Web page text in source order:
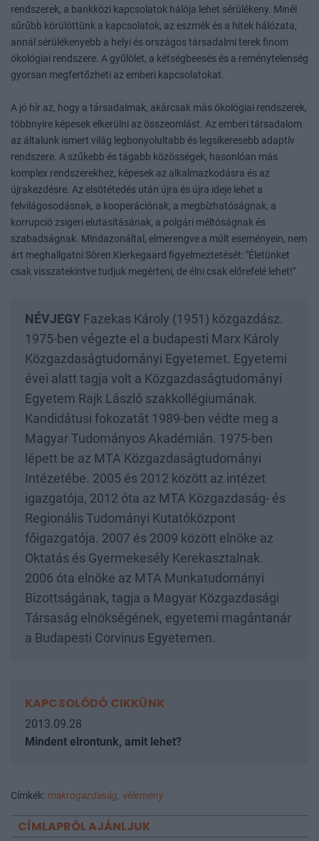
rendszerek, a bankközi kapcsolatok hálója lehet sérülékeny. Minél
sűrűbb körülöttünk a kapcsolatok, az eszmék és a hitek hálózata,
annál sérülékenyebb a helyi és országos társadalmi terek finom
ökológiai rendszere. A gyűlölet, a kétségbeesés és a reménytelenség
gyorsan megfertőzheti az emberi kapcsolatokat.
A jó hír az, hogy a társadalmak, akárcsak más ökológiai rendszerek,
többnyire képesek elkerülni az összeomlást. Az emberi társadalom
az általunk ismert világ legbonyolultabb és legsikeresebb adaptív
rendszere. A szűkebb és tágabb közösségek, hasonlóan más
komplex rendszerekhez, képesek az alkalmazkodásra és az
újrakezdésre. Az elsötétedés után újra és újra ideje lehet a
felvilágosodásnak, a kooperációnak, a megbízhatóságnak, a
korrupció zsigeri elutasításának, a polgári méltóságnak és
szabadságnak. Mindazonáltal, elmerengve a múlt eseményein, nem
árt meghallgatni Sören Kierkegaard figyelmeztetését: "Életünket
csak visszatekintve tudjuk megérteni, de élni csak előrefelé lehet!"
NÉVJEGY Fazekas Károly (1951) közgazdász.
1975-ben végezte el a budapesti Marx Károly
Közgazdaságtudományi Egyetemet. Egyetemi
évei alatt tagja volt a Közgazdaságtudományi
Egyetem Rajk László szakkollégiumának.
Kandidátusi fokozatát 1989-ben védte meg a
Magyar Tudományos Akadémián. 1975-ben
lépett be az MTA Közgazdaságtudományi
Intézetébe. 2005 és 2012 között az intézet
igazgatója, 2012 óta az MTA Közgazdaság- és
Regionális Tudományi Kutatóközpont
főigazgatója. 2007 és 2009 között elnöke az
Oktatás és Gyermekesély Kerekasztalnak.
2006 óta elnöke az MTA Munkatudományi
Bizottságának, tagja a Magyar Közgazdasági
Társaság elnökségének, egyetemi magántanár
a Budapesti Corvinus Egyetemen.
KAPCSOLÓDÓ CIKKÜNK
2013.09.28
Mindent elrontunk, amit lehet?
Címkék: makrogazdaság, vélemény
CÍMLAPRÓL AJÁNLJUK